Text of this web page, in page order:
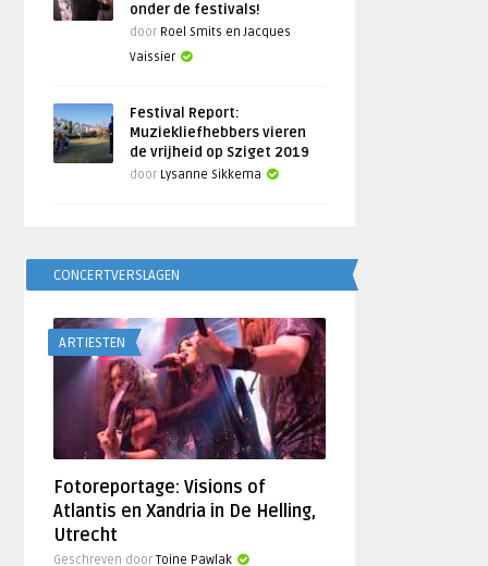
onder de festivals!
door Roel Smits en Jacques
Vaissier
Festival Report:
Muziekliefhebbers vieren
de vrijheid op Sziget 2019
door Lysanne Sikkema
CONCERTVERSLAGEN
ARTIESTEN
Fotoreportage: Visions of
Atlantis en Xandria in De Helling,
Utrecht
Geschreven doorToine Pawlak